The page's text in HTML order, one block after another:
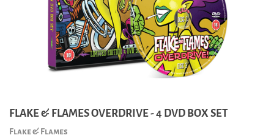
FLAKE & FLAMES OVERDRIVE - 4 DVD BOX SET
Flake & Flames